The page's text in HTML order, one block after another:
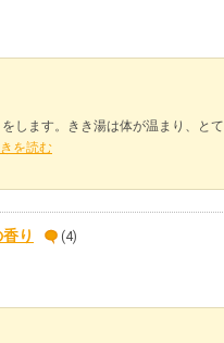
します。きき湯は体が温まり、と
を読む
り
(4)